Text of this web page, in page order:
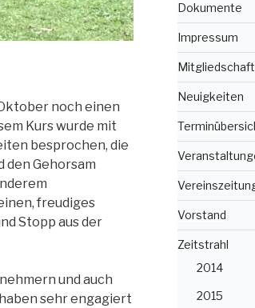
noch einen
Kurs wurde mit
besprochen, die
den Gehorsam
freudiges
Stopp aus der
und auch
sehr engagiert
Dokumente
Impressum
Mitgliedschaft
Neuigkeiten
Vorstand
Zeitstrahl
2014
2015